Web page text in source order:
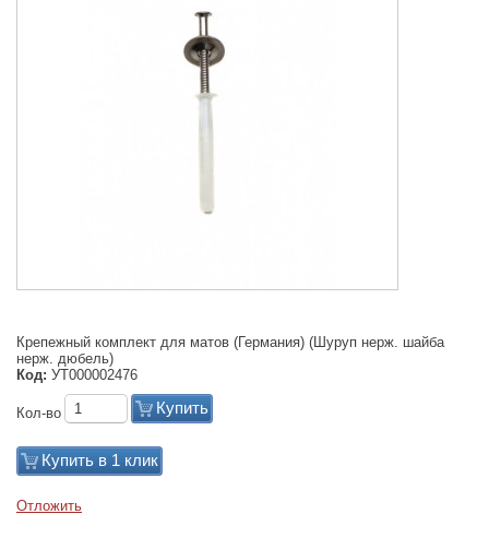
Крепежный комплект для матов (Германия) (Шуруп нерж. шайба
нерж. дюбель)
Код: УТ000002476
Кол-во Купить
Купить в 1 клик
Отложить